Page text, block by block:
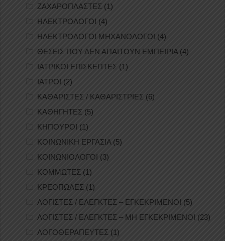
ΖΑΧΑΡΟΠΛΑΣΤΕΣ (1)
ΗΛΕΚΤΡΟΛΟΓΟΙ (4)
ΗΛΕΚΤΡΟΛΟΓΟΙ ΜΗΧΑΝΟΛΟΓΟΙ (4)
ΘΕΣΕΙΣ ΠΟΥ ΔΕΝ ΑΠΑΙΤΟΥΝ ΕΜΠΕΙΡΙΑ(4)
ΙΑΤΡΙΚΟΙ ΕΠΙΣΚΕΠΤΕΣ (1)
ΙΑΤΡΟΙ (2)
ΚΑΘΑΡΙΣΤΕΣ / ΚΑΘΑΡΙΣΤΡΙΕΣ (6)
ΚΑΘΗΓΗΤΕΣ (5)
ΚΗΠΟΥΡΟΙ (1)
ΚΟΙΝΩΝΙΚΗ ΕΡΓΑΣΙΑ(5)
ΚΟΙΝΩΝΙΟΛΟΓΟΙ (3)
ΚΟΜΜΩΤΕΣ (1)
ΚΡΕΟΠΩΛΕΣ (1)
ΛΟΓΙΣΤΕΣ / ΕΛΕΓΚΤΕΣ – ΕΓΚΕΚΡΙΜΕΝΟΙ (5)
ΛΟΓΙΣΤΕΣ / ΕΛΕΓΚΤΕΣ – ΜΗ ΕΓΚΕΚΡΙΜΕΝΟΙ (23)
ΛΟΓΟΘΕΡΑΠΕΥΤΕΣ (1)